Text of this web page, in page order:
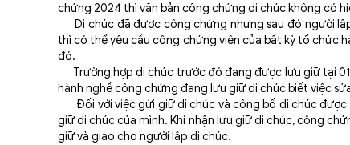
chứng 2024 thì văn bản công chứng di chúc không có
Di chúc đã được công chứng nhưng sau đó người
thì có thể yêu cầu công chứng viên của bất kỳ tổ chức
đó.
Trường hợp di chúc trước đó đang được lưu giữ tại
hành nghề công chứng đang lưu giữ di chúc biết việc
Đối với việc gửi giữ di chúc và công bố di chúc được
giữ di chúc của mình. Khi nhận lưu giữ di chúc, công
giữ và giao cho người lập di chúc.